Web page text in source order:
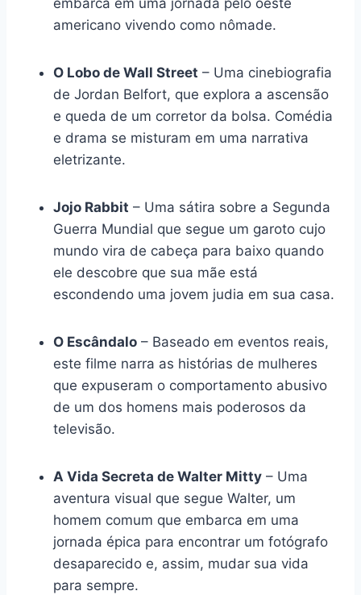
americano vivendo como nômade.
O Lobo de Wall Street – Uma cinebiografia
de Jordan Belfort, que explora a ascensão
e queda de um corretor da bolsa. Comédia
e drama se misturam em uma narrativa
eletrizante.
Jojo Rabbit – Uma sátira sobre a Segunda
Guerra Mundial que segue um garoto cujo
mundo vira de cabeça para baixo quando
ele descobre que sua mãe está
escondendo uma jovem judia em sua casa.
O Escândalo – Baseado em eventos reais,
este filme narra as histórias de mulheres
que expuseram o comportamento abusivo
de um dos homens mais poderosos da
televisão.
A Vida Secreta de Walter Mitty – Uma
aventura visual que segue Walter, um
homem comum que embarca em uma
jornada épica para encontrar um fotógrafo
desaparecido e, assim, mudar sua vida
para sempre.